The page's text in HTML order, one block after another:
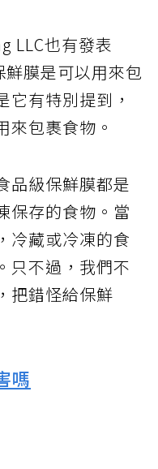
LLC也有發表
鮮膜是可以用來包
它有特別提到，
來包裹食物。
品級保鮮膜都是
保存的食物。當
冷藏或冷凍的食
只不過，我們不
把錯怪給保鮮
嗎